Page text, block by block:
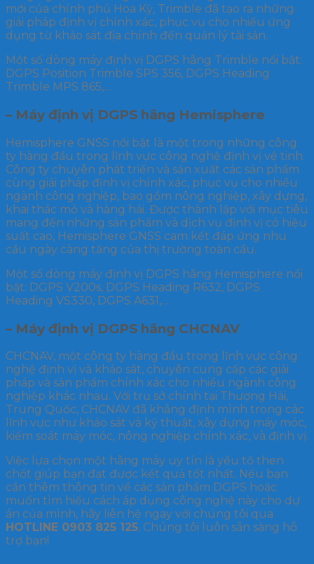
mới của chính phủ Hoa Kỳ, Trimble đã tạo ra những
giải pháp định vị chính xác, phục vụ cho nhiều ứng
dụng từ khảo sát địa chính đến quản lý tài sản.
Một số dòng máy định vị DGPS hãng Trimble nổi bật:
DGPS Position Trimble SPS 356, DGPS Heading
Trimble MPS 865,…
– Máy định vị DGPS hãng Hemisphere
Hemisphere GNSS nổi bật là một trong những công
ty hàng đầu trong lĩnh vực công nghệ định vị vệ tinh.
Công ty chuyên phát triển và sản xuất các sản phẩm
cùng giải pháp định vị chính xác, phục vụ cho nhiều
ngành công nghiệp, bao gồm nông nghiệp, xây dựng,
khai thác mỏ và hàng hải. Được thành lập với mục tiêu
mang đến những sản phẩm và dịch vụ định vị có hiệu
suất cao, Hemisphere GNSS cam kết đáp ứng nhu
cầu ngày càng tăng của thị trường toàn cầu.
Một số dòng máy định vị DGPS hãng Hemisphere nổi
bật: DGPS V200s, DGPS Heading R632, DGPS
Heading VS330, DGPS A631,…
– Máy định vị DGPS hãng CHCNAV
CHCNAV, một công ty hàng đầu trong lĩnh vực công
nghệ định vị và khảo sát, chuyên cung cấp các giải
pháp và sản phẩm chính xác cho nhiều ngành công
nghiệp khác nhau. Với trụ sở chính tại Thượng Hải,
Trung Quốc, CHCNAV đã khẳng định mình trong các
lĩnh vực như khảo sát và kỹ thuật, xây dựng máy móc,
kiểm soát máy móc, nông nghiệp chính xác, và định vị.
Việc lựa chọn một hãng máy uy tín là yếu tố then
chốt giúp bạn đạt được kết quả tốt nhất. Nếu bạn
cần thêm thông tin về các sản phẩm DGPS hoặc
muốn tìm hiểu cách áp dụng công nghệ này cho dự
án của mình, hãy liên hệ ngay với chúng tôi qua
HOTLINE 0903 825 125. Chúng tôi luôn sẵn sàng hỗ
trợ bạn!